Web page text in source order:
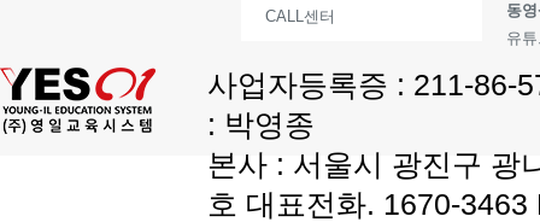
CALL센터
동
유
사업자등록증 : 211-86-
: 박영종
본사 : 서울시 광진구 광
호 대표전화. 1670-